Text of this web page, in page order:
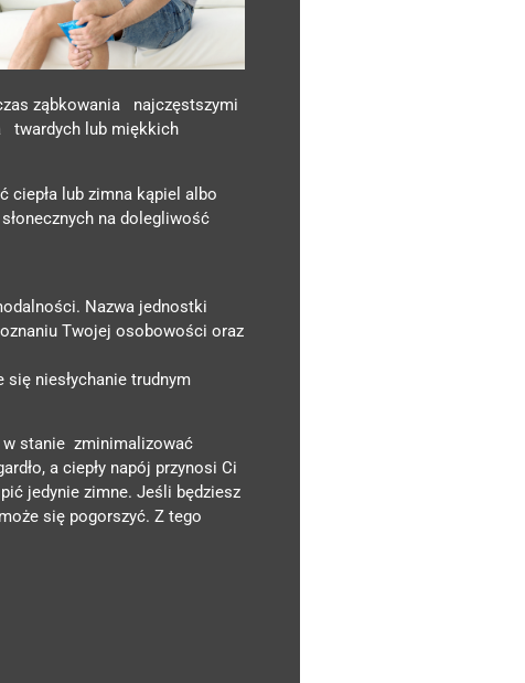
ząbkowania najczęstszymi
twardych lub miękkich
ciepła lub zimna kąpiel albo
na dolegliwość
Nazwa jednostki
Twojej osobowości oraz
niesłychanie trudnym
w stanie zminimalizować
a ciepły napój przynosi Ci
jedynie zimne. Jeśli będziesz
się pogorszyć. Z tego